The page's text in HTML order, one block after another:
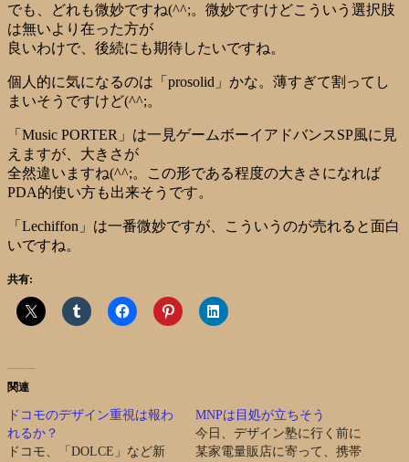
でも、どれも微妙ですね(^^;。微妙ですけどこういう選択肢
は無いより在った方が
良いわけで、後続にも期待したいですね。
個人的に気になるのは「prosolid」かな。薄すぎて割ってし
まいそうですけど(^^;。
「Music PORTER」は一見ゲームボーイアドバンスSP風に見
えますが、大きさが
全然違いますね(^^;。この形である程度の大きさになれば
PDA的使い方も出来そうです。
「Lechiffon」は一番微妙ですが、こういうのが売れると面白
いですね。
共有:
関連
ドコモのデザイン重視は報わ
れるか？
ドコモ、「DOLCE」など新
MNPは目処が立ちそう
今日、デザイン塾に行く前に
某家電量販店に寄って、携帯